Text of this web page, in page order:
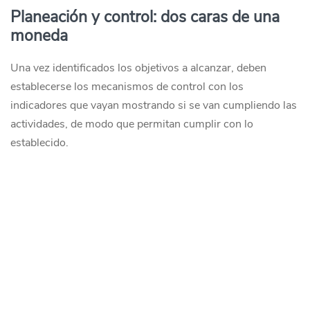
Planeación y control: dos caras de una
moneda
Una vez identificados los objetivos a alcanzar, deben
establecerse los mecanismos de control con los
indicadores que vayan mostrando si se van cumpliendo las
actividades, de modo que permitan cumplir con lo
establecido.